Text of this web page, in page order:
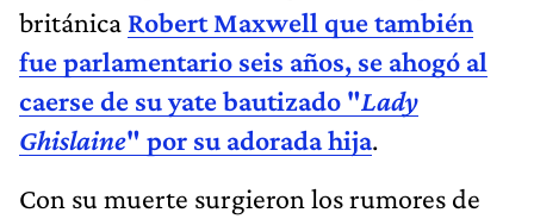
británica Robert Maxwell que también
fue parlamentario seis años, se ahogó al
caerse de su yate bautizado "Lady
Ghislaine" por su adorada hija.
Con su muerte surgieron los rumores de